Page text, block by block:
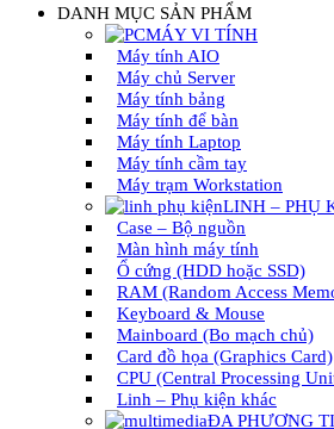
DANH MỤC SẢN PHẨM
MÁY VI TÍNH
Máy tính AIO
Máy chủ Server
Máy tính bảng
Máy tính để bàn
Máy tính Laptop
Máy tính cầm tay
Máy trạm Workstation
LINH – PHỤ
Case – Bộ nguồn
Màn hình máy tính
Ổ cứng (HDD hoặc SSD)
RAM (Random Access
Keyboard & Mouse
Mainboard (Bo mạch chủ)
Card đồ họa (Graphics Card)
CPU (Central Processing
Linh – Phụ kiện khác
ĐA PHƯƠNG